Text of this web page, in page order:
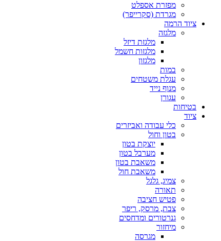
מפזרת אספלט
מגרדת (סקרייפר)
ציוד הרמה
מלגזה
מלגזת דיזל
מלגזות חשמל
מלגזון
במות
עגלת משטחים
מנוף נייד
עגורן
בטיחות
ציוד
כלי עבודה ואביזרים
בטון וחול
יוצקת בטון
מערבל בטון
משאבת בטון
משאבת חול
צמיג, גלגל
תאורה
פטיש חציבה
צבת, מרסק, ריפר
גנרטורים ומדחסים
מיחזור
מגרסה